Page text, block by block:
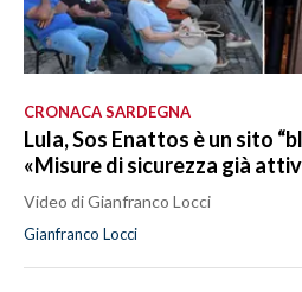
CRONACA SARDEGNA
Lula, Sos Enattos è un sito
«Misure di sicurezza già
Video di Gianfranco Locci
Gianfranco Locci